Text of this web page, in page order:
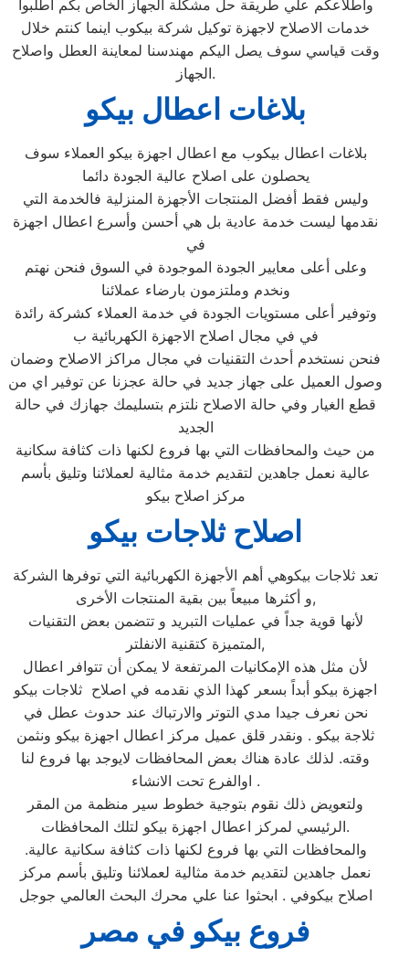
واطلاعكم علي طريقة حل مشكلة الجهاز الخاص بكم أطلبوا
خدمات الاصلاح لاجهزة توكيل شركة بيكوب اينما كنتم خلال
وقت قياسي سوف يصل اليكم مهندسنا لمعاينة العطل واصلاح
الجهاز.
بلاغات اعطال بيكو
بلاغات اعطال بيكوب مع اعطال اجهزة بيكو العملاء سوف
يحصلون على اصلاح عالية الجودة دائما
وليس فقط أفضل المنتجات الأجهزة المنزلية فالخدمة التي
نقدمها ليست خدمة عادية بل هي أحسن وأسرع اعطال اجهزة
في
وعلى أعلى معايير الجودة الموجودة في السوق فنحن نهتم
ونخدم وملتزمون بارضاء عملائنا
وتوفير أعلى مستويات الجودة في خدمة العملاء كشركة رائدة
في في مجال اصلاح الاجهزة الكهربائية ب
فنحن نستخدم أحدث التقنيات في مجال مراكز الاصلاح وضمان
وصول العميل على جهاز جديد في حالة عجزنا عن توفير اي من
قطع الغيار وفي حالة الاصلاح نلتزم بتسليمك جهازك في حالة
الجديد
من حيث والمحافظات التي بها فروع لكنها ذات كثافة سكانية
عالية نعمل جاهدين لتقديم خدمة مثالية لعملائنا وتليق بأسم
مركز اصلاح بيكو
اصلاح ثلاجات بيكو
تعد ثلاجات بيكوهي أهم الأجهزة الكهربائية التي توفرها الشركة
و أكثرها مبيعاً بين بقية المنتجات الأخرى,
لأنها قوية جداً في عمليات التبريد و تتضمن بعض التقنيات
المتميزة كتقنية الانفلتر,
لأن مثل هذه الإمكانيات المرتفعة لا يمكن أن تتوافر اعطال
اجهزة بيكو أبداً بسعر كهذا الذي نقدمه في اصلاح ثلاجات بيكو
نحن نعرف جيدا مدي التوتر والارتباك عند حدوث عطل في
ثلاجة بيكو . ونقدر قلق عميل مركز اعطال اجهزة بيكو ونثمن
وقته. لذلك عادة هناك بعض المحافظات لايوجد بها فروع لنا
اوالفرع تحت الانشاء .
ولتعويض ذلك نقوم بتوجية خطوط سير منظمة من المقر
الرئيسي لمركز اعطال اجهزة بيكو لتلك المحافظات.
والمحافظات التي بها فروع لكنها ذات كثافة سكانية عالية.
نعمل جاهدين لتقديم خدمة مثالية لعملائنا وتليق بأسم مركز
اصلاح بيكوفي . ابحثوا عنا علي محرك البحث العالمي جوجل
فروع بيكو في مصر